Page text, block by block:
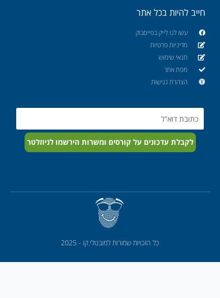
חייב להיות בכל אתר
עשו לנו לייק בפייסבוק
מדיניות פרטיות
תנאי שימוש
מפת אתר
הצהרת נגישות
Email
לקבלת עדכונים על קורסים ומשרות הירשמו לניוזלטר
כל הזכויות שמורות למובטלי.קו - 2025